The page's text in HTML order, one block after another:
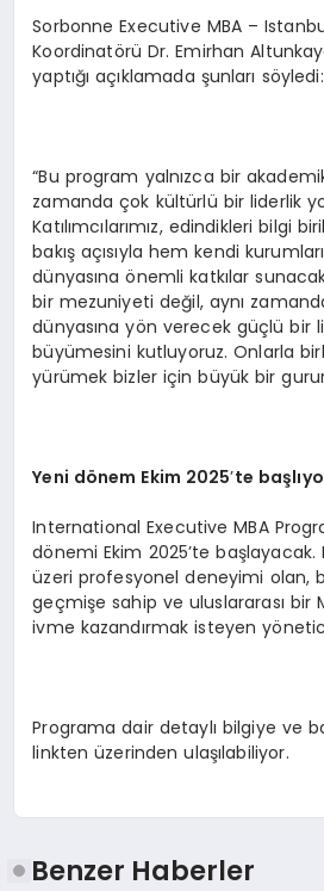
Sorbonne Executive MBA –
Koordinatörü Dr. Emirhan
yaptığı açıklamada şunları söyledi:
“Bu program yalnızca bir
zamanda çok kültürlü bir liderlik
Katılımcılarımız, edindikleri bilgi
bakış açısıyla hem kendi
dünyasına önemli katkılar
bir mezuniyeti değil, aynı
dünyasına yön verecek güçlü bir
büyümesini kutluyoruz. Onlarla
yürümek bizler için büyük bir
Yeni dönem Ekim 2025’te
International Executive MBA
dönemi Ekim 2025’te başlayacak.
üzeri profesyonel deneyimi olan,
geçmişe sahip ve uluslararası bir
ivme kazandırmak isteyen
Programa dair detaylı bilgiye ve
linkten üzerinden ulaşılabiliyor.
Benzer Haberler